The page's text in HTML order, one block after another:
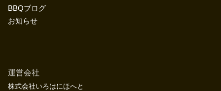
運営会社
株式会社いろはにほへと
BBQブログ
お知らせ